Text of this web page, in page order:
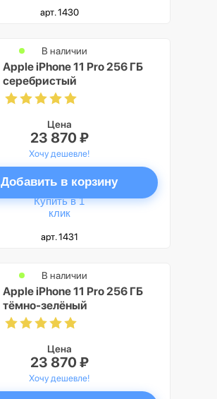
арт. 1430
Apple iPhone 11 Pro 256 ГБ
серебристый
В наличии
Цена
23 870 ₽
Хочу дешевле!
Добавить в корзину
Купить в 1
клик
арт. 1431
Apple iPhone 11 Pro 256 ГБ
тёмно-зелёный
В наличии
Цена
23 870 ₽
Хочу дешевле!